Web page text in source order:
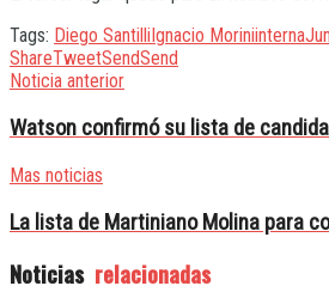
Tags: Diego Santilli Ignacio Moriniinterna
ShareTweetSendSend
Noticia anterior
Watson confirmó su lista de
Mas noticias
La lista de Martiniano Molina para
Noticias relacionadas